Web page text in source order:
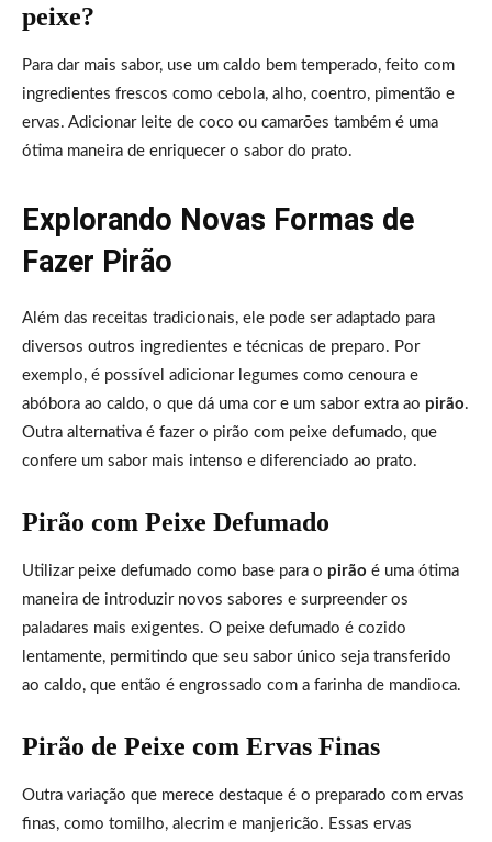
peixe?
Para dar mais sabor, use um caldo bem temperado, feito com
ingredientes frescos como cebola, alho, coentro, pimentão e
ervas. Adicionar leite de coco ou camarões também é uma
ótima maneira de enriquecer o sabor do prato.
Explorando Novas Formas de
Fazer Pirão
Além das receitas tradicionais, ele pode ser adaptado para
diversos outros ingredientes e técnicas de preparo. Por
exemplo, é possível adicionar legumes como cenoura e
abóbora ao caldo, o que dá uma cor e um sabor extra ao pirão.
Outra alternativa é fazer o pirão com peixe defumado, que
confere um sabor mais intenso e diferenciado ao prato.
Pirão com Peixe Defumado
Utilizar peixe defumado como base para o pirão é uma ótima
maneira de introduzir novos sabores e surpreender os
paladares mais exigentes. O peixe defumado é cozido
lentamente, permitindo que seu sabor único seja transferido
ao caldo, que então é engrossado com a farinha de mandioca.
Pirão de Peixe com Ervas Finas
Outra variação que merece destaque é o preparado com ervas
finas, como tomilho, alecrim e manjericão. Essas ervas